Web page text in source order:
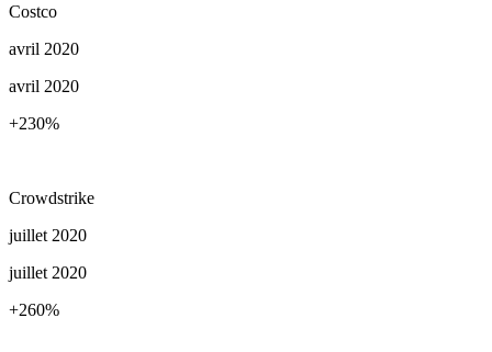
Costco
avril 2020
avril 2020
+230%
Crowdstrike
juillet 2020
juillet 2020
+260%